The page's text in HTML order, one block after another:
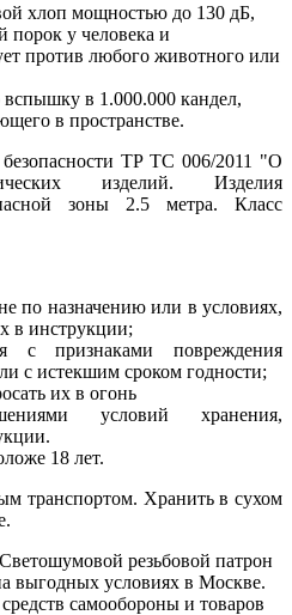
хлоп мощностью до 130 дБ,
порок у человека и
против любого животного или
в 1.000.000 кандел,
в пространстве.
безопасности ТР ТС 006/2011 "О
изделий. Изделия
зоны 2.5 метра. Класс
по назначению или в условиях,
в инструкции;
с признаками повреждения
с истекшим сроком годности;
их в огонь
условий хранения,
18 лет.
транспортом. Хранить в сухом
резьбовой патрон
выгодных условиях в Москве.
самообороны и товаров